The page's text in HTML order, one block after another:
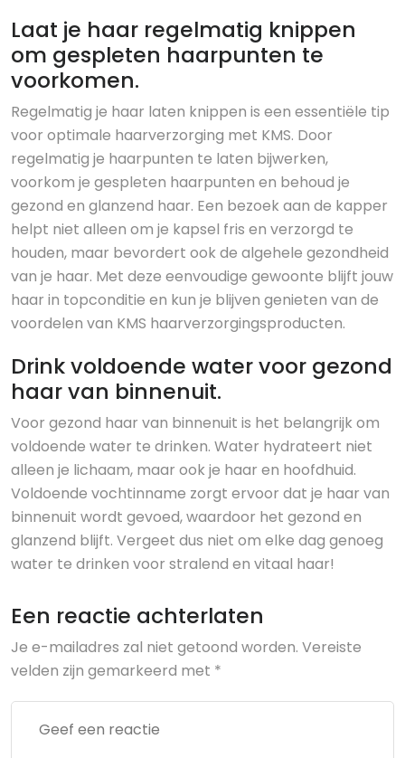
Laat je haar regelmatig knippen
om gespleten haarpunten te
voorkomen.
Regelmatig je haar laten knippen is een essentiële tip
voor optimale haarverzorging met KMS. Door
regelmatig je haarpunten te laten bijwerken,
voorkom je gespleten haarpunten en behoud je
gezond en glanzend haar. Een bezoek aan de kapper
helpt niet alleen om je kapsel fris en verzorgd te
houden, maar bevordert ook de algehele gezondheid
van je haar. Met deze eenvoudige gewoonte blijft jouw
haar in topconditie en kun je blijven genieten van de
voordelen van KMS haarverzorgingsproducten.
Drink voldoende water voor gezond
haar van binnenuit.
Voor gezond haar van binnenuit is het belangrijk om
voldoende water te drinken. Water hydrateert niet
alleen je lichaam, maar ook je haar en hoofdhuid.
Voldoende vochtinname zorgt ervoor dat je haar van
binnenuit wordt gevoed, waardoor het gezond en
glanzend blijft. Vergeet dus niet om elke dag genoeg
water te drinken voor stralend en vitaal haar!
Een reactie achterlaten
Je e-mailadres zal niet getoond worden. Vereiste
velden zijn gemarkeerd met *